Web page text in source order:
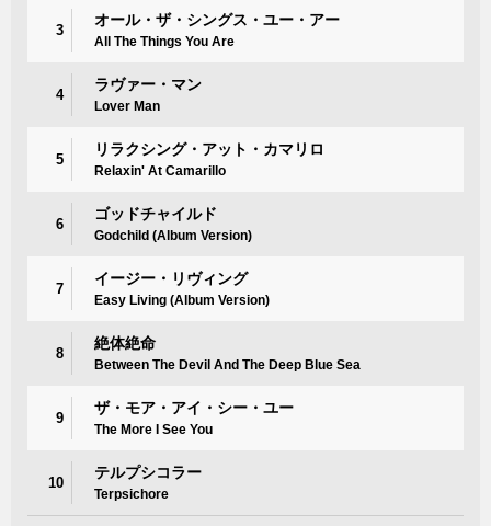
3
オール・ザ・シングス・ユー・アー
All The Things You Are
4
ラヴァー・マン
Lover Man
5
リラクシング・アット・カマリロ
Relaxin' At Camarillo
6
ゴッドチャイルド
Godchild (Album Version)
7
イージー・リヴィング
Easy Living (Album Version)
8
絶体絶命
Between The Devil And The Deep Blue Sea
9
ザ・モア・アイ・シー・ユー
The More I See You
10
テルプシコラー
Terpsichore